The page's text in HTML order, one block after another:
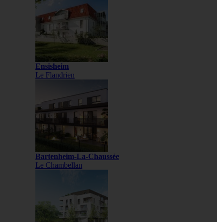
Ensisheim
Le Flandrien
Bartenheim-La-Chaussée
Le Chambellan